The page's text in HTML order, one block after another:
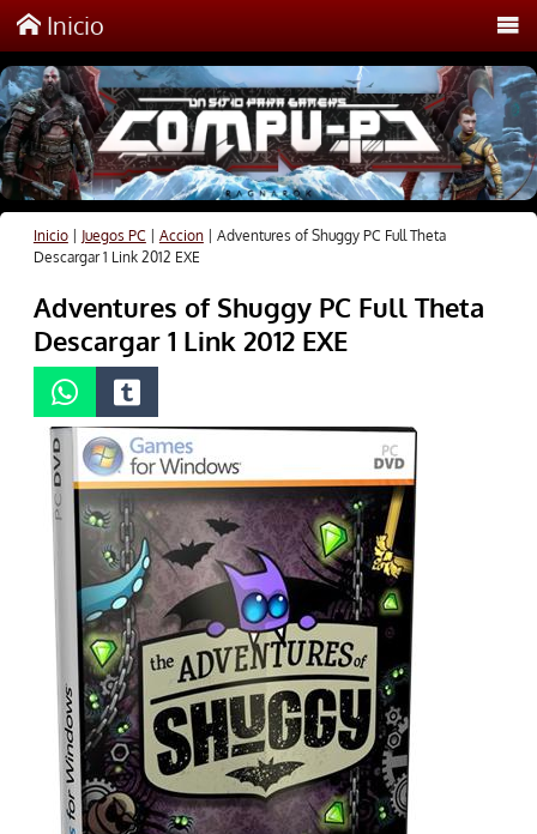
Inicio
Inicio| Juegos PC Accion| Adventures of Shuggy PC Full Theta
Descargar 1 Link 2012 EXE
Adventures of Shuggy PC Full Theta
Descargar 1 Link 2012 EXE